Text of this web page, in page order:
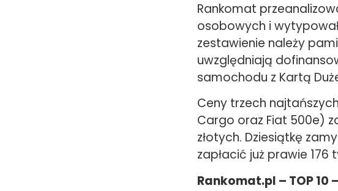
Rankomat
osobowych i
zestawienie należy
uwzględniają
samochodu z Kartą
Ceny trzech
Cargo oraz Fiat 500e)
złotych. Dziesiątkę
zapłacić już prawie 176
Rankomat.pl – TOP